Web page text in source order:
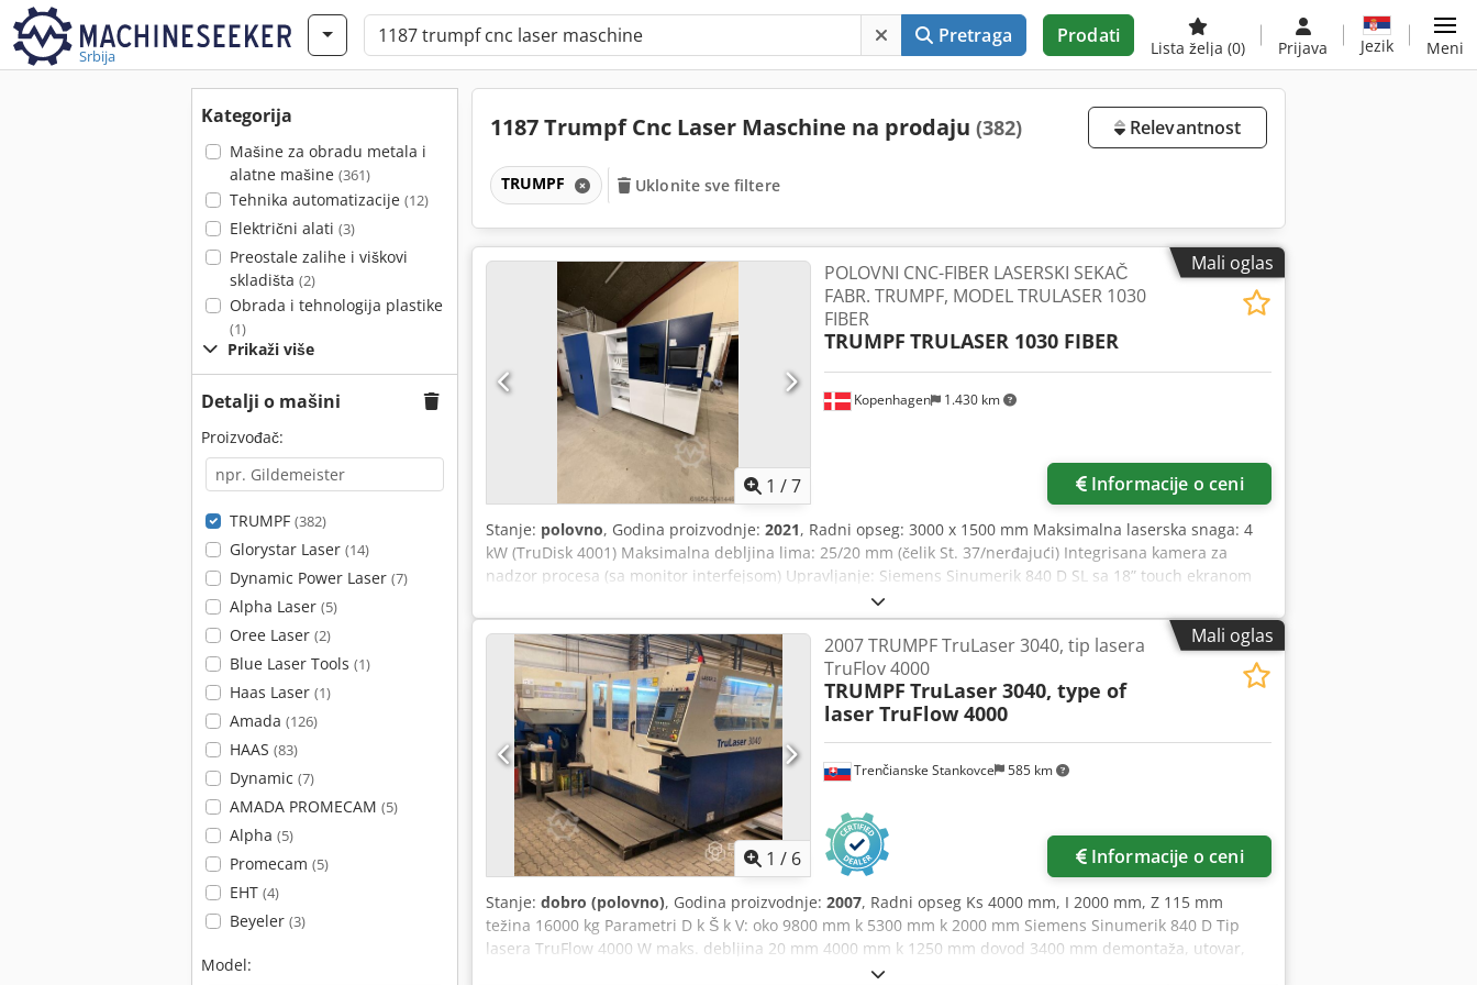
Srbija
Pretraga Prodati
Lista želja (0) Prijava Jezik Meni
Kategorija
Mašine za obradu metala i
alatne mašine (361)
Tehnika automatizacije (12)
Električni alati (3)
Preostale zalihe i viškovi
skladišta (2)
Obrada i tehnologija plastike
(1)
Prikaži više
Detalji o mašini
Proizvođač:
TRUMPF (382)
Glorystar Laser (14)
Dynamic Power Laser (7)
Alpha Laser (5)
Oree Laser (2)
Blue Laser Tools (1)
Haas Laser (1)
Amada (126)
HAAS (83)
Dynamic (7)
AMADA PROMECAM (5)
Alpha (5)
Promecam (5)
EHT (4)
Beyeler (3)
Model:
1187 Trumpf Cnc Laser Maschine na prodaju (382) Relevantnost
TRUMPF Uklonite sve filtere
Mali oglas
1 /7
Kopenhagen 1.430 km
POLOVNI CNC-FIBER LASERSKI SEKAČ
FABR. TRUMPF, MODEL TRULASER 1030
FIBER
TRUMPF TRULASER 1030 FIBER
Informacije o ceni
Stanje: polovno, Godina proizvodnje: 2021, Radni opseg: 3000 x 1500 mm Maksimalna laserska snaga: 4
kW (TruDisk 4001) Maksimalna debljina lima: 25/20 mm (čelik St. 37/nerđajući) Integrisana kamera za
nadzor procesa (sa monitor interfejsom) Upravljanje: Siemens Sinumerik 840 D SL sa 18” touch ekranom
Automatska regulacija brzine Programabilno automatsko gašenje mašine Codpfjxr U U Rsx Aizorf Paket za
sečenje bakra Paket za sečenje mesinga Opremljen sa: Automatski izmjenjivač paleta Nabavna cena u
2021: 2.700.000 DKK bez PDV-a.
Mali oglas
1 / 6
Trenčianske Stankovce 585 km
2007 TRUMPF TruLaser 3040, tip lasera
TruFlov 4000
TRUMPF TruLaser 3040, type of
laser TruFlow 4000
Informacije o ceni
Stanje: dobro (polovno), Godina proizvodnje: 2007, Radni opseg Ks 4000 mm, I 2000 mm, Z 115 mm
težina 16000 kg Parametri D k Š k V: oko 9800 mm k 5300 mm k 2000 mm Siemens Sinumerik 840 D Tip
lasera TruFlow 4000 W maks. debljina 20 mm 4000 mm k 1250 mm dovod 3400 mm demontaža, utovar,
kran nisu u Cena mašine uključena - plus cena za sve usluge NC: 88631 - Rezonator / HD Pumpa 1: 87603 -